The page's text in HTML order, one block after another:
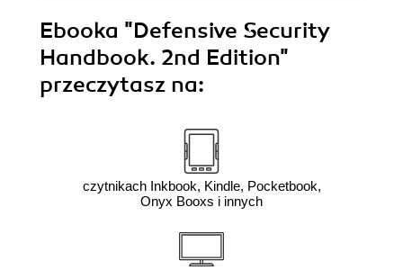
Ebooka "Defensive Security
Handbook. 2nd Edition"
przeczytasz na:
czytnikach Inkbook, Kindle, Pocketbook,
Onyx Booxs i innych